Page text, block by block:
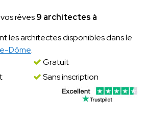
rêves9 architectes à
les architectes disponibles dans le
Dôme.
Gratuit
Sans inscription